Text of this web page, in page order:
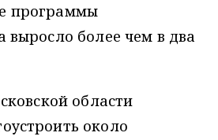
программы
выросло более чем в два
области
около